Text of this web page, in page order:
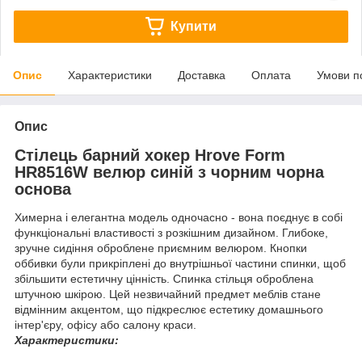
Купити
Опис Характеристики Доставка Оплата Умови
Опис
Стілець барний хокер Hrove Form
HR8516W велюр синій з чорним чорна
основа
Химерна і елегантна модель одночасно - вона поєднує в собі
функціональні властивості з розкішним дизайном. Глибоке,
зручне сидіння оброблене приємним велюром. Кнопки
оббивки були прикріплені до внутрішньої частини спинки, щоб
збільшити естетичну цінність. Спинка стільця оброблена
штучною шкірою. Цей незвичайний предмет меблів стане
відмінним акцентом, що підкреслює естетику домашнього
інтер'єру, офісу або салону краси.
Характеристики: